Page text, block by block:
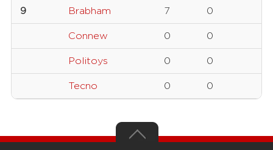
9 Brabham 7 0
Connew 0 0
Politoys 0 0
Tecno 0 0